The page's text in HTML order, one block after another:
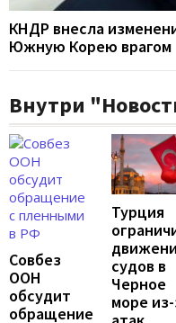
КНДР внесла
Южную Корею врагом
Внутри
Совбез
ООН
обсудит
обращение
Турция
судов в
Черное
море